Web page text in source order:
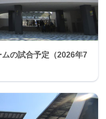
の試合予定（2026年7